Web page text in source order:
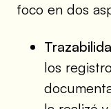
foco en dos
los